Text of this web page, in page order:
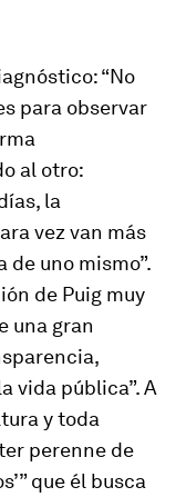
“No
para observar
al otro:
la
vez van más
uno mismo”.
de Puig muy
una gran
vida pública”. A
y toda
perenne de
que él busca